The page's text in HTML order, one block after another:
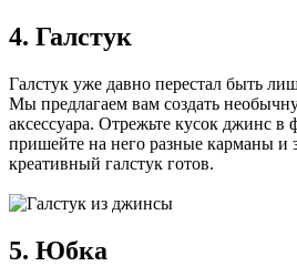
4. Галстук
Галстук уже давно перестал быть
Мы предлагаем вам создать
аксессуара. Отрежьте кусок джинс в
пришейте на него разные карманы и
креативный галстук готов.
5. Юбка